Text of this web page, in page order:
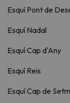
Esquí Pont de
Esquí Nadal
Esquí Cap d'Any
Esquí Reis
Esquí Cap de